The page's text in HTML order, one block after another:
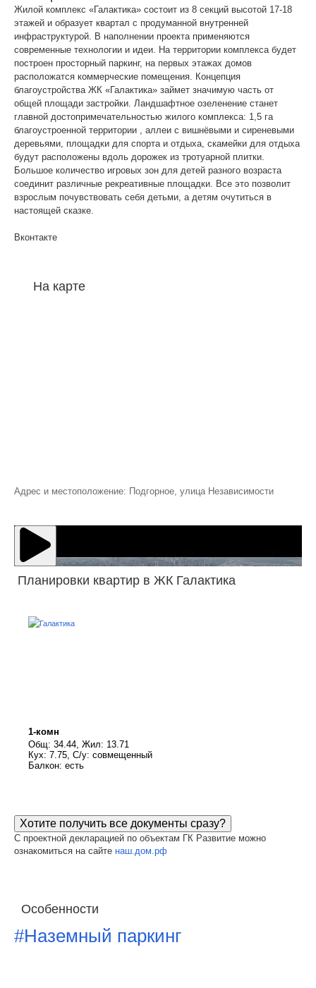
Жилой комплекс «Галактика» состоит из 8 секций высотой 17-18
этажей и образует квартал с продуманной внутренней
инфраструктурой. В наполнении проекта применяются
современные технологии и идеи. На территории комплекса будет
построен просторный паркинг, на первых этажах домов
расположатся коммерческие помещения. Концепция
благоустройства ЖК «Галактика» займет значимую часть от
общей площади застройки. Ландшафтное озеленение станет
главной достопримечательностью жилого комплекса: 1,5 га
благоустроенной территории , аллеи с вишнёвыми и сиреневыми
деревьями, площадки для спорта и отдыха, скамейки для отдыха
будут расположены вдоль дорожек из тротуарной плитки.
Большое количество игровых зон для детей разного возраста
соединит различные рекреативные площадки. Все это позволит
взрослым почувствовать себя детьми, а детям очутиться в
настоящей сказке.
Вконтакте
На карте
Адрес и местоположение: Подгорное, улица Независимости
Планировки квартир в ЖК Галактика
1-комн
Общ: 34.44, Жил: 13.71
Кух: 7.75, С/у: совмещенный
Балкон: есть
Хотите получить все документы сразу?
С проектной декларацией по объектам ГК Развитие можно
ознакомиться на сайте наш.дом.рф
Особенности
#Наземный паркинг